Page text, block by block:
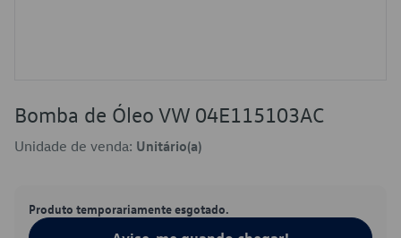
Bomba de Óleo VW 04E115103AC
Unidade de venda: Unitário(a)
Produto temporariamente esgotado.